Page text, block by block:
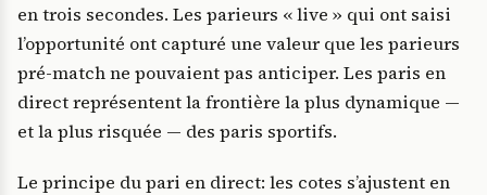
en trois secondes. Les parieurs « live » qui ont saisi
l’opportunité ont capturé une valeur que les parieurs
pré-match ne pouvaient pas anticiper. Les paris en
direct représentent la frontière la plus dynamique —
et la plus risquée — des paris sportifs.
Le principe du pari en direct: les cotes s’ajustent en